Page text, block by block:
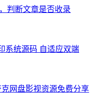
判断文章是否收录
系统源码 自适应双端
克网盘影视资源免费分享